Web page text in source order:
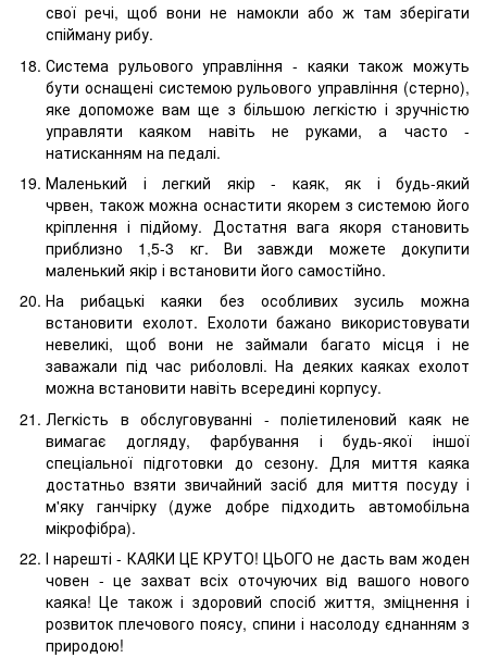
свої речі, щоб вони не намокли або ж там зберігати
спійману рибу.
Система рульового управління - каяки також можуть
бути оснащені системою рульового управління (стерно),
яке допоможе вам ще з більшою легкістю і зручністю
управляти каяком навіть не руками, а часто -
натисканням на педалі.
Маленький і легкий якір - каяк, як і будь-який
чрвен, також можна оснастити якорем з системою його
кріплення і підйому. Достатня вага якоря становить
приблизно 1,5-3 кг. Ви завжди можете докупити
маленький якір і встановити його самостійно.
На рибацькі каяки без особливих зусиль можна
встановити ехолот. Ехолоти бажано використовувати
невеликі, щоб вони не займали багато місця і не
заважали під час риболовлі. На деяких каяках ехолот
можна встановити навіть всередині корпусу.
Легкість в обслуговуванні - поліетиленовий каяк не
вимагає догляду, фарбування і будь-якої іншої
спеціальної підготовки до сезону. Для миття каяка
достатньо взяти звичайний засіб для миття посуду і
м'яку ганчірку (дуже добре підходить автомобільна
мікрофібра).
І нарешті - КАЯКИ ЦЕ КРУТО! ЦЬОГО не дасть вам жоден
човен - це захват всіх оточуючих від вашого нового
каяка! Це також і здоровий спосіб життя, зміцнення і
розвиток плечового поясу, спини і насолоду єднанням з
природою!